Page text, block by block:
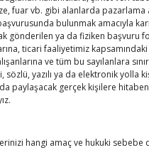
fuar vb. gibi alanlarda pazarlama
bulunmak amacıyla
gönderilen ya da fiziken başvuru
ticari faaliyetimiz
ve tüm bu sayılanlara
sözlü, yazılı ya da elektronik yolla
paylaşacak gerçek kişilere
hangi amaç ve hukuki sebebe
on Ağu 8, 2026
Menteş’e ziyaret
on Ağu 8, 2026
ICCD Genel Sekreteri